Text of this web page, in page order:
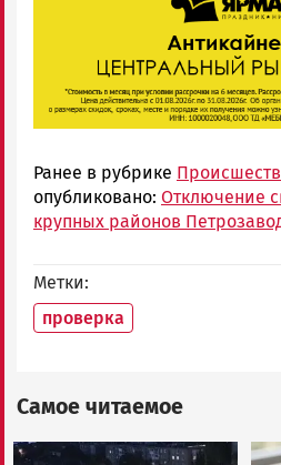
Ранее в рубрике
опубликовано: Отключение
крупных районов
Метки
проверка
Самое читаемое
Image